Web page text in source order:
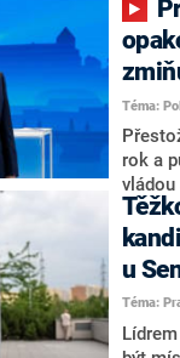
Tejce
práva
vrátila
hnutí
Téma:
rok a
tom,
bude
u
Téma: